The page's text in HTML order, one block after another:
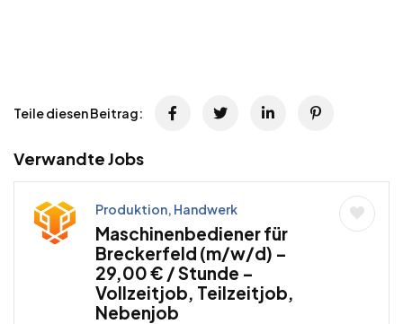
Teile diesen Beitrag:
Verwandte Jobs
Produktion, Handwerk
Maschinenbediener für
Breckerfeld (m/w/d) –
29,00 € / Stunde –
Vollzeitjob, Teilzeitjob,
Nebenjob